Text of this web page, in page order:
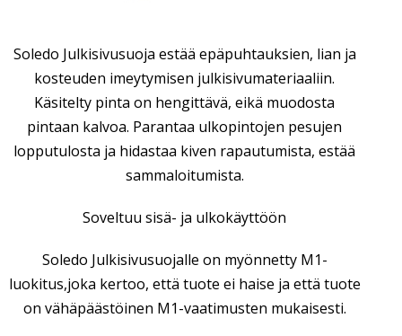
Soledo Julkisivusuoja estää epäpuhtauksien, lian ja
kosteuden imeytymisen julkisivumateriaaliin.
Käsitelty pinta on hengittävä, eikä muodosta
pintaan kalvoa. Parantaa ulkopintojen pesujen
lopputulosta ja hidastaa kiven rapautumista, estää
sammaloitumista.
Soveltuu sisä- ja ulkokäyttöön
Soledo Julkisivusuojalle on myönnetty M1-
luokitus,joka kertoo, että tuote ei haise ja että tuote
on vähäpäästöinen M1-vaatimusten mukaisesti.